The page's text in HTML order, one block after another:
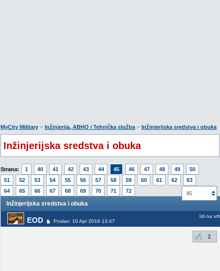
MyCity Military » Inžinjerija, ABHO i Tehnička služba» Inžinjerijska sredstva i obuka
Inžinjerijska sredstva i obuka
Strana: 1 40 41 42 43 44 45 46 47 48 49
50
51
52 53 54 55 56 57 58 59 60 61 62
63
64
65 66 67 68 69 70 71 72 45
Inžinjerijska sredstva i obuka
EOD Poslao: 10 Apr 2016 13:47
Idi na vrh
2